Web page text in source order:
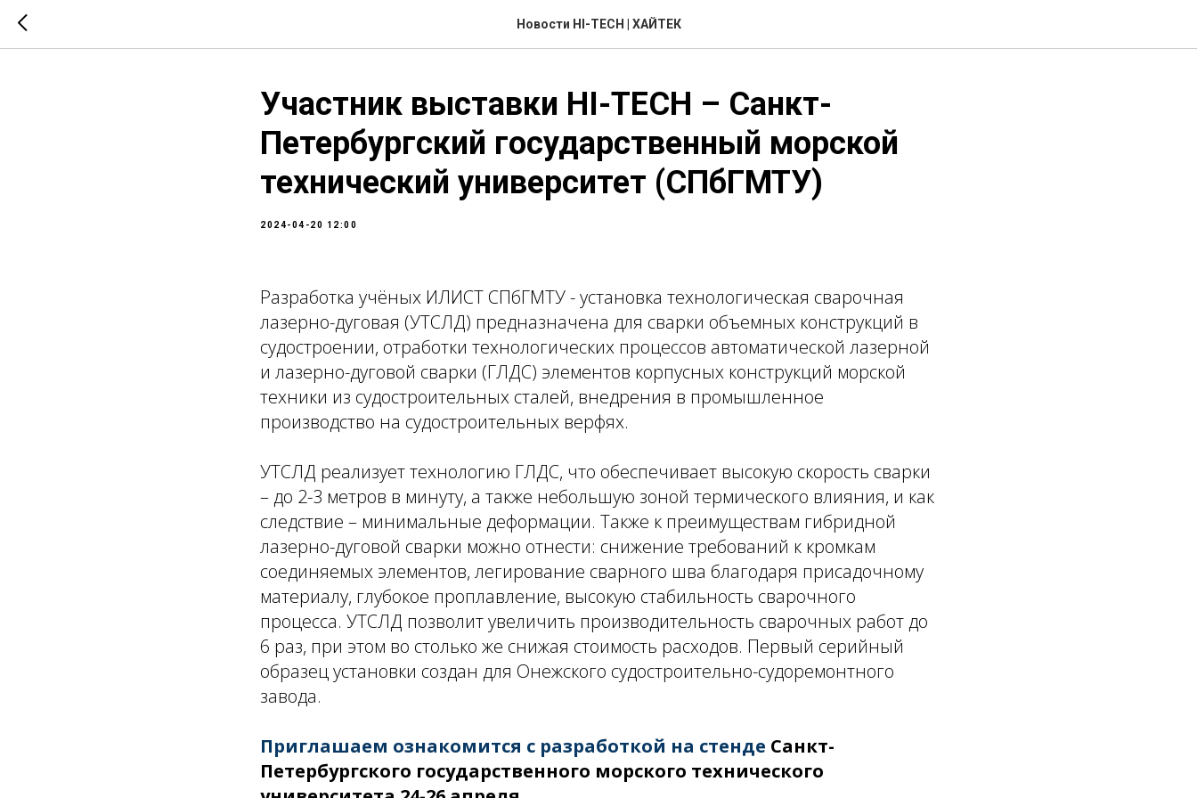
Новости HI-TECH | ХАЙТЕК
Участник выставки HI-TECH – Санкт-
Петербургский государственный морской
технический университет (СПбГМТУ)
2024-04-20 12:00
Разработка учёных ИЛИСТ СПбГМТУ - установка технологическая сварочная
лазерно-дуговая (УТСЛД) предназначена для сварки объемных конструкций в
судостроении, отработки технологических процессов автоматической лазерной
и лазерно-дуговой сварки (ГЛДС) элементов корпусных конструкций морской
техники из судостроительных сталей, внедрения в промышленное
производство на судостроительных верфях.
УТСЛД реализует технологию ГЛДС, что обеспечивает высокую скорость сварки
– до 2-3 метров в минуту, а также небольшую зоной термического влияния, и как
следствие – минимальные деформации. Также к преимуществам гибридной
лазерно-дуговой сварки можно отнести: снижение требований к кромкам
соединяемых элементов, легирование сварного шва благодаря присадочному
материалу, глубокое проплавление, высокую стабильность сварочного
процесса. УТСЛД позволит увеличить производительность сварочных работ до
6 раз, при этом во столько же снижая стоимость расходов. Первый серийный
образец установки создан для Онежского судостроительно-судоремонтного
завода.
Приглашаем ознакомится с разработкой на стенде Санкт-
Петербургского государственного морского технического